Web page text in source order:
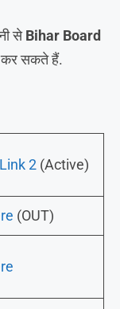
सेBihar Board
कर सकते हैं.
Link 2 (Active)
(OUT)